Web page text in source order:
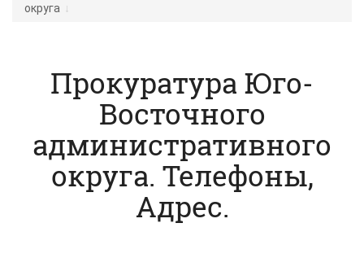
К.
округа
Прокуратура Юго-
Восточного
административного
округа. Телефоны,
Адрес.